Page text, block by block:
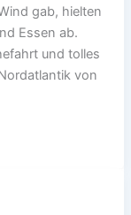
gab, hielten
Essen ab.
und tolles
von